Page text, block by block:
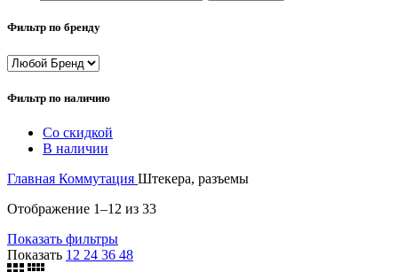
Фильтр по бренду
Фильтр по наличию
Со скидкой
В наличии
Главная Коммутация Штекера, разъемы
Отображение 1–12 из 33
Показать фильтры
Показать 12 24 36 48